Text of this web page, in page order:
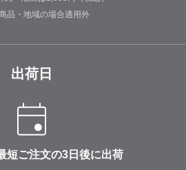
品・地域の場合適用外
出荷日
短ご注文の3日後に出荷